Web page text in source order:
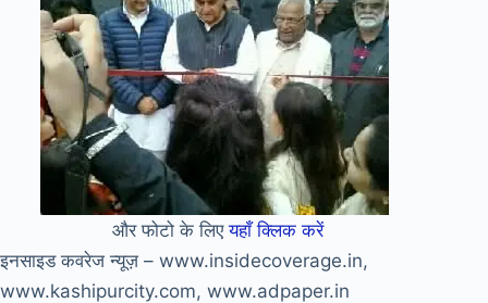
और फोटो के लिएयहाँ क्लिक करें
इनसाइड कवरेज न्यूज़ – www.insidecoverage.in,
www.kashipurcity.com, www.adpaper.in